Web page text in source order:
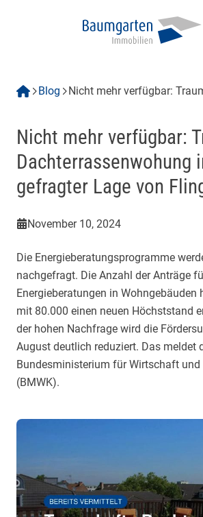
Blog
Nicht mehr verfügbar:
von Flingern…..
Nicht mehr verfügbar:
Dachterrassenwohung
gefragter Lage von
November 10, 2024
Die Energieberatungsprogramme
nachgefragt. Die Anzahl der Anträge
Energieberatungen in
mit 80.000 einen neuen Höchststand
der hohen Nachfrage wird die
August deutlich reduziert. Das meldet
Bundesministerium für Wirtschaft
(BMWK).